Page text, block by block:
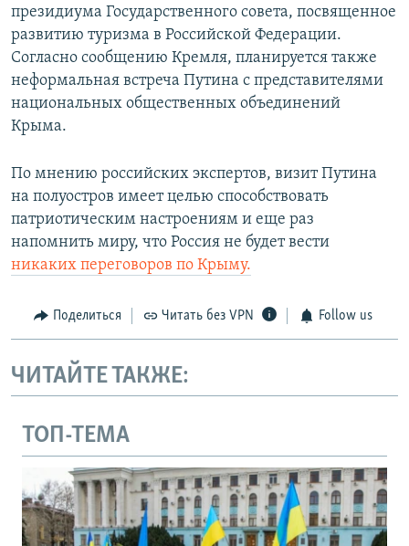
президиума Государственного совета, посвященное
развитию туризма в Российской Федерации.
Согласно сообщению Кремля, планируется также
неформальная встреча Путина с представителями
национальных общественных объединений
Крыма.
По мнению российских экспертов, визит Путина
на полуостров имеет целью способствовать
патриотическим настроениям и еще раз
напомнить миру, что Россия не будет вести
никаких переговоров по Крыму.
Поделиться Читать без VPN Follow us
ЧИТАЙТЕ ТАКЖЕ:
ТОП-ТЕМА